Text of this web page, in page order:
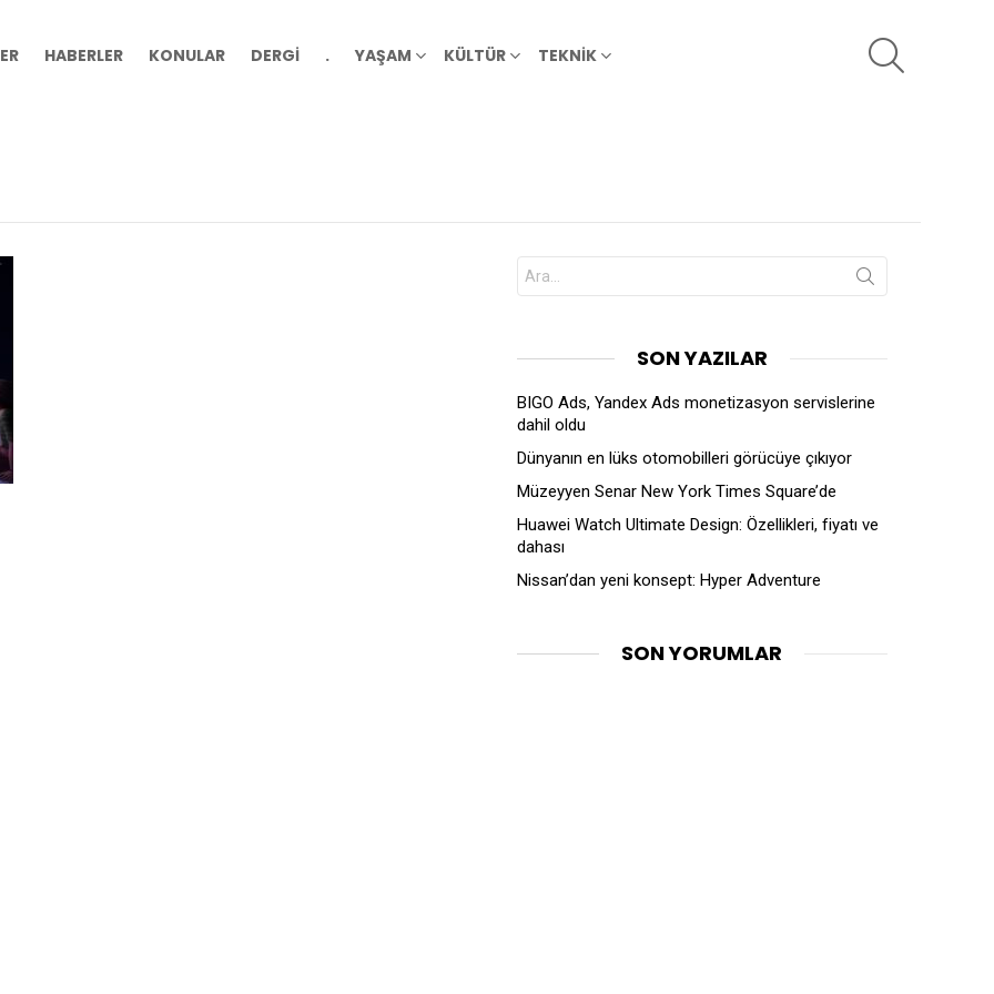
HABERLER KONULAR DERGİ . YAŞAM KÜLTÜR TEKNİK
Search
for:
SON YAZILAR
BIGO Ads, Yandex Ads monetizasyon servislerine
dahil oldu
Dünyanın en lüks otomobilleri görücüye çıkıyor
Müzeyyen Senar New York Times Square’de
Huawei Watch Ultimate Design: Özellikleri, fiyatı ve
dahası
Nissan’dan yeni konsept: Hyper Adventure
SON YORUMLAR